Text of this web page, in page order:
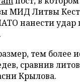
МИД Литвы
нанести удар
тем более
сравнив
Крылова.